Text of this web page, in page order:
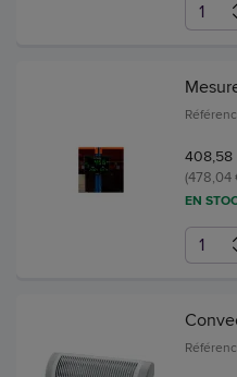
(478,04
EN